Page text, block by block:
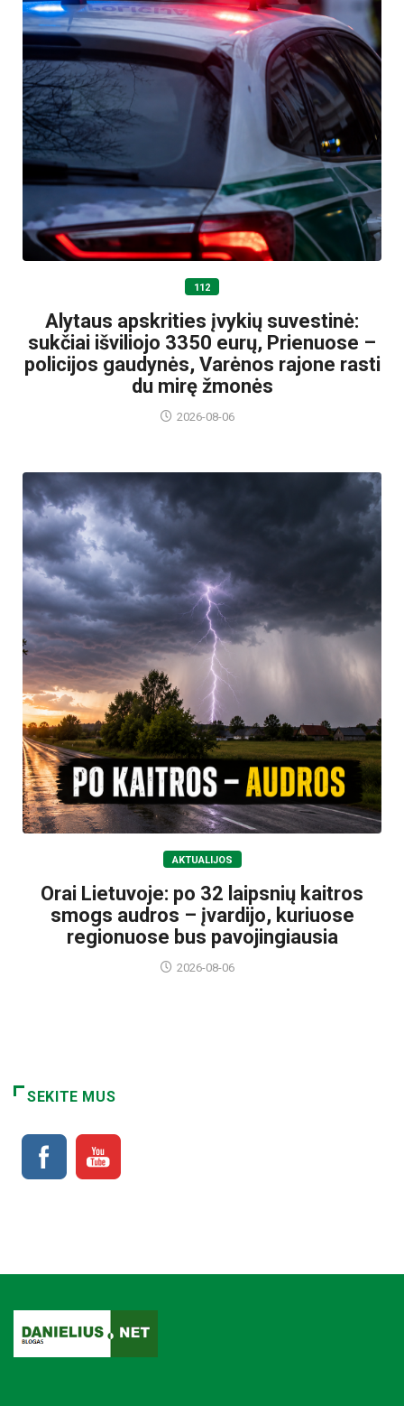
112
Alytaus apskrities įvykių suvestinė:
sukčiai išviliojo 3350 eurų, Prienuose –
policijos gaudynės, Varėnos rajone rasti
du mirę žmonės
2026-08-06
AKTUALIJOS
Orai Lietuvoje: po 32 laipsnių kaitros
smogs audros – įvardijo, kuriuose
regionuose bus pavojingiausia
2026-08-06
SEKITE MUS